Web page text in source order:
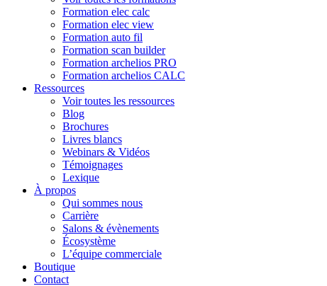
Formation elec calc
Formation elec view
Formation auto fil
Formation scan builder
Formation archelios PRO
Formation archelios CALC
Ressources
Voir toutes les ressources
Blog
Brochures
Livres blancs
Webinars & Vidéos
Témoignages
Lexique
À propos
Qui sommes nous
Carrière
Salons & évènements
Écosystème
L’équipe commerciale
Boutique
Contact